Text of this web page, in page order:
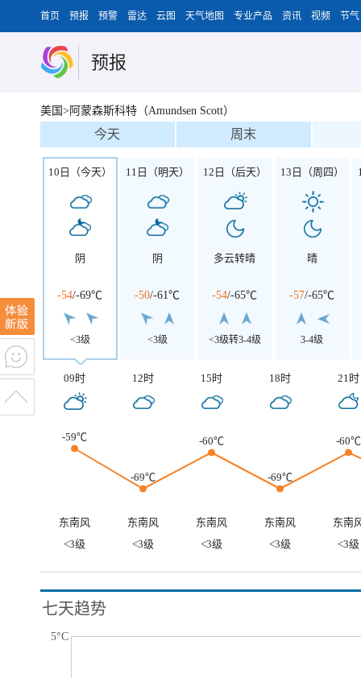
首页 预报 预警 雷达 云图 天气地图 专业产品 资讯 视频 节气
预报
美国>阿蒙森斯科特（Amundsen Scott）
今天 周末
10日（今天）
阴
-54/-69℃
<3级
11日（明天）
阴
-50/-61℃
<3级
12日（后天）
多云转晴
-54/-65℃
<3级转3-4级
13日（周四）
晴
-57/-65℃
3-4级
09时 12时 15时 18时 21时
-59℃
-69℃
-60℃
-69℃
-60℃
东南风 东南风 东南风 东南风
东南
<3级
<3级 <3级 <3级 <3级
七天趋势
5°C